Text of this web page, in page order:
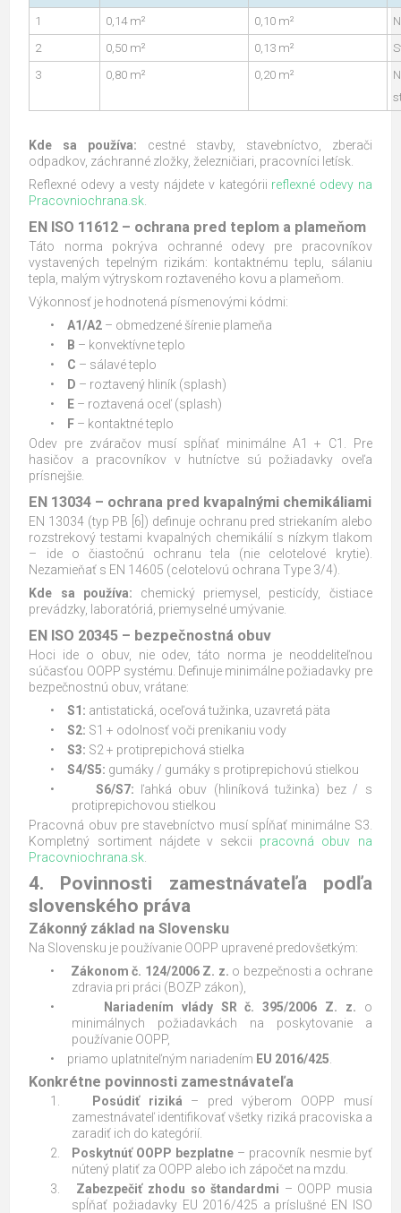
1 0,14 m² 0,10 m²
2
0,50 m² 0,13 m²
3
0,80 m² 0,20 m²
Kde sa používa: cestné stavby, stavebníctvo, zberači
odpadkov, záchranné zložky, železničiari, pracovníci letísk.
Reflexné odevy a vesty nájdete v kategórii reflexné odevy na
Pracovniochrana.sk
EN ISO 11612 – ochrana pred teplom a plameňom
Táto norma pokrýva ochranné odevy pre pracovníkov
vystavených tepelným rizikám: kontaktnému teplu, sálaniu
tepla, malým výtryskom roztaveného kovu a plameňom.
Výkonnosť je hodnotená písmenovými kódmi:
•
A1/A2 – obmedzené šírenie plameňa
•
B – konvektívne teplo
•
C – sálavé teplo
•
D – roztavený hliník (splash)
•
E – roztavená oceľ (splash)
•
F – kontaktné teplo
Odev pre zváračov musí spĺňať minimálne A1 + C1. Pre
hasičov a pracovníkov v hutníctve sú požiadavky oveľa
prísnejšie.
EN 13034 – ochrana pred kvapalnými chemikáliami
EN 13034 (typ PB [6]) definuje ochranu pred striekaním alebo
rozstrekový testami kvapalných chemikálií s nízkym tlakom
– ide o čiastočnú ochranu tela (nie celotelové krytie).
Nezamieňať s EN 14605 (celotelovú ochrana Type 3/4).
Kde sa používa: chemický priemysel, pesticídy, čistiace
prevádzky, laboratóriá, priemyselné umývanie.
EN ISO 20345 – bezpečnostná obuv
Hoci ide o obuv, nie odev, táto norma je neoddeliteľnou
súčasťou OOPP systému. Definuje minimálne požiadavky pre
bezpečnostnú obuv, vrátane:
•
S1: antistatická, oceľová tužinka, uzavretá päta
•
S2: S1 + odolnosť voči prenikaniu vody
•
S3: S2 + protiprepichová stielka
•
S4/S5: gumáky / gumáky s protiprepichovú stielkou
•
S6/S7: ľahká obuv (hliníková tužinka) bez / s
protiprepichovou stielkou
Pracovná obuv pre stavebníctvo musí spĺňať minimálne S3.
Kompletný sortiment nájdete v sekcii pracovná obuv na
Pracovniochrana.sk
4. Povinnosti zamestnávateľa podľa
slovenského práva
Zákonný základ na Slovensku
Na Slovensku je používanie OOPP upravené predovšetkým:
•
Zákonom č. 124/2006 Z. z. o bezpečnosti a ochrane
zdravia pri práci (BOZP zákon),
•
Nariadením vlády SR č. 395/2006 Z. z. o
minimálnych požiadavkách na poskytovanie a
používanie OOPP,
•
priamo uplatniteľným nariadením EU 2016/425
Konkrétne povinnosti zamestnávateľa
1. Posúdiť riziká – pred výberom OOPP musí
zamestnávateľ identifikovať všetky riziká pracoviska a
zaradiť ich do kategórií.
2.
Poskytnúť OOPP bezplatne – pracovník nesmie byť
nútený platiť za OOPP alebo ich zápočet na mzdu.
3.
Zabezpečiť zhodu so štandardmi – OOPP musia
spĺňať požiadavky EU 2016/425 a príslušné EN ISO